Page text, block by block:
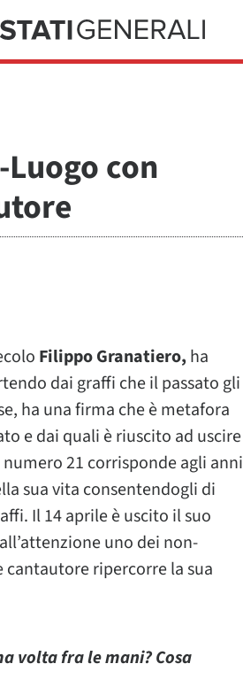
con
Filippo Granatiero, ha
dai graffi che il passato gli
ha una firma che è metafora
e dai quali è riuscito ad uscire
21 corrisponde agli anni
sua vita consentendogli di
Il 14 aprile è uscito il suo
uno dei non-
ripercorre la sua
volta fra le mani? Cosa